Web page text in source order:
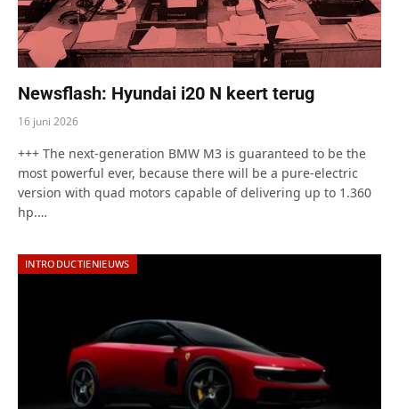
Newsflash: Hyundai i20 N keert terug
16 juni 2026
+++ The next-generation BMW M3 is guaranteed to be the
most powerful ever, because there will be a pure-electric
version with quad motors capable of delivering up to 1.360
hp.…
INTRODUCTIENIEUWS